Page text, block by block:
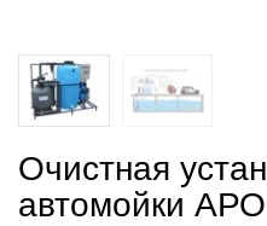
Очистная
автомойки